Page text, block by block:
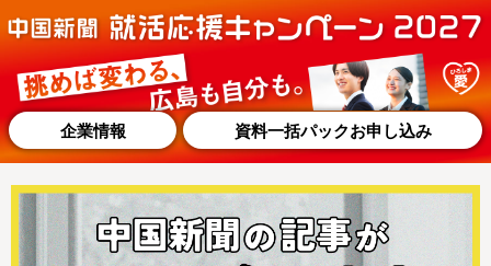
企業情報 資料一括パックお申し込み